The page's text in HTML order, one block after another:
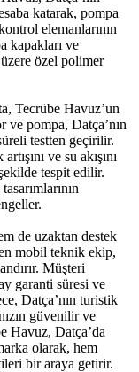
katarak, pompa
elemanlarının
kapakları ve
özel polimer
Tecrübe Havuz’un
ve pompa, Datça’nın
testten geçirilir.
ve su akışını
tespit edilir.
de uzaktan destek
mobil teknik ekip,
Müşteri
garanti süresi ve
Datça’nın turistik
güvenilir ve
Havuz, Datça’da
olarak, hem
bir araya getirir.